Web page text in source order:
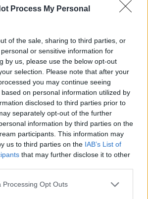
Process My Personal
of the sale, sharing to third parties, or
or sensitive information for
by us, please use the below opt-out
selection. Please note that after your
you may continue seeing
on personal information utilized by
disclosed to third parties prior to
separately opt-out of the further
information by third parties on the
participants. This information may
us to third parties on the IAB’s List of
that may further disclose it to other
website/app uses one or more Google
Processing Opt Outs
szerint eddig egyik
konfliktusuk a matricázás
hogy feljelentést tettek,
a támadóról, így az
beazonosítható lesz.
Péter a rendőrséghez
„neonáci, fajvédő
verhettek tanyát” –írta
Erzsébetváros
a Nordic Sunról. Avárosvezető
ideológiákat